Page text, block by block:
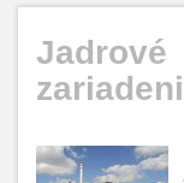
Jadrové